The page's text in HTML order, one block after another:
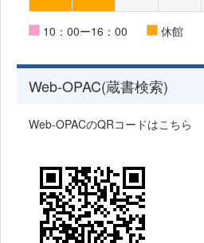
10：00ー16：00 休館
Web-OPAC(蔵書検索)
Web-OPACのQRコードはこちら